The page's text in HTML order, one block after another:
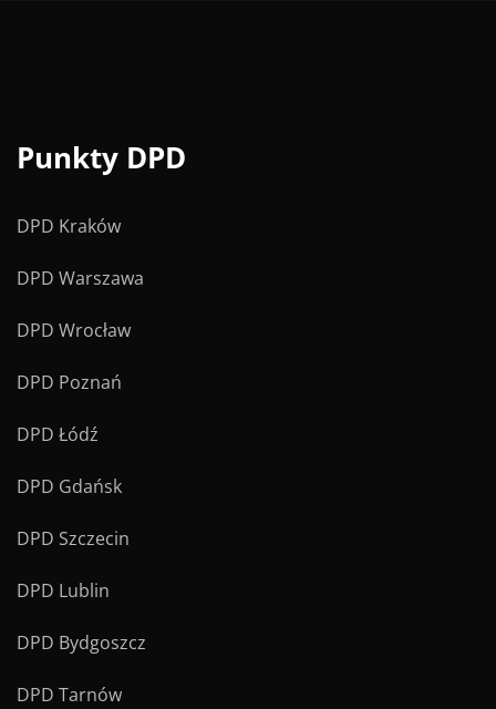
Punkty DPD
DPD Kraków
DPD Warszawa
DPD Wrocław
DPD Poznań
DPD Łódź
DPD Gdańsk
DPD Szczecin
DPD Lublin
DPD Bydgoszcz
DPD Tarnów